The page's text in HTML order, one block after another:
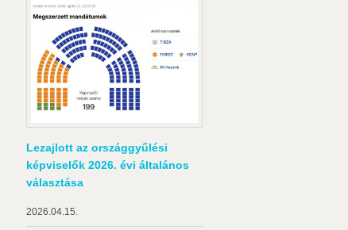
Lezajlott az országgyűlési
képviselők 2026. évi általános
választása
2026.04.15.